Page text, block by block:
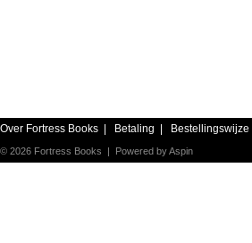
Over Fortress Books Betaling Bestellingswijze
© 2026 Fortress Books | Powered byAspin